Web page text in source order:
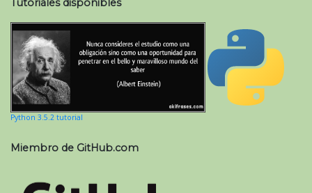
Tutoriales disponibles
Python 3.5.2 tutorial
Miembro de GitHub.com